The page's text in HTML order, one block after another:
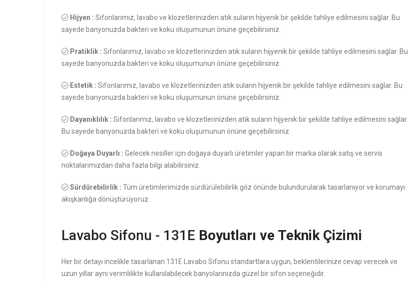
Hijyen : Sifonlarımız, lavabo ve klozetlerinizden atık suların hijyenik bir şekilde tahliye edilmesini sağlar. Bu
sayede banyonuzda bakteri ve koku oluşumunun önüne geçebilirsiniz.
Pratiklik : Sifonlarımız, lavabo ve klozetlerinizden atık suların hijyenik bir şekilde tahliye edilmesini sağlar. Bu
sayede banyonuzda bakteri ve koku oluşumunun önüne geçebilirsiniz.
Estetik : Sifonlarımız, lavabo ve klozetlerinizden atık suların hijyenik bir şekilde tahliye edilmesini sağlar. Bu
sayede banyonuzda bakteri ve koku oluşumunun önüne geçebilirsiniz.
Dayanıklılık : Sifonlarımız, lavabo ve klozetlerinizden atık suların hijyenik bir şekilde tahliye edilmesini sağlar.
Bu sayede banyonuzda bakteri ve koku oluşumunun önüne geçebilirsiniz.
Doğaya Duyarlı : Gelecek nesiller için doğaya duyarlı üretimler yapan bir marka olarak satış ve servis
noktalarımızdan daha fazla bilgi alabilirsiniz.
Sürdürebilirlik : Tüm üretimlerimizde sürdürülebilirlik göz önünde bulundurularak tasarlanıyor ve korumayı
akışkanlığa dönüştürüyoruz.
Lavabo Sifonu - 131E Boyutları ve Teknik Çizimi
Her bir detayı incelikle tasarlanan 131E Lavabo Sifonu standartlara uygun, beklentilerinize cevap verecek ve
uzun yıllar aynı verimlilikte kullanılabilecek banyolarınızda güzel bir sifon seçeneğidir.